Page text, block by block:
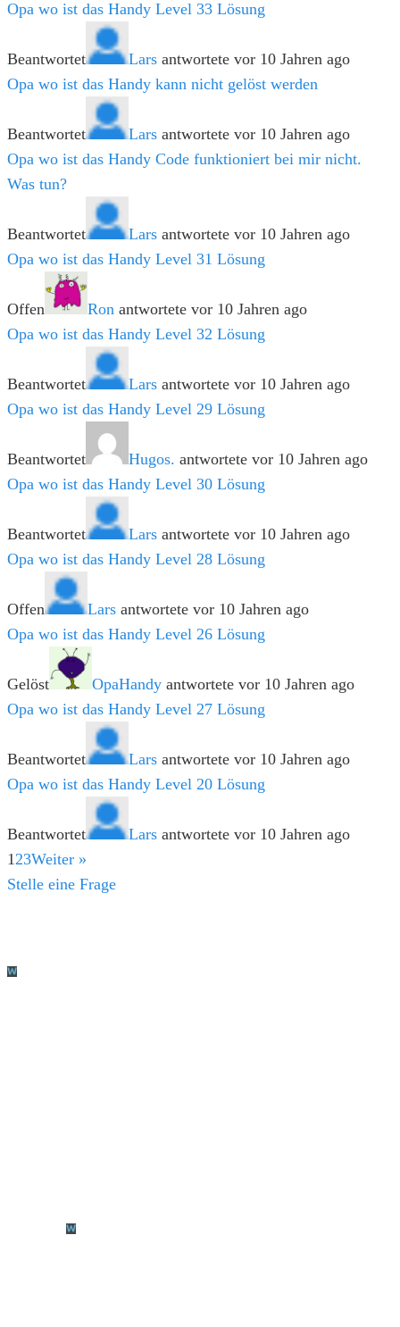
Opa wo ist das Handy Level 33 Lösung
Beantwortet Lars antwortete vor 10 Jahren ago
Opa wo ist das Handy kann nicht gelöst werden
Beantwortet Lars antwortete vor 10 Jahren ago
Opa wo ist das Handy Code funktioniert bei mir nicht.
Was tun?
Beantwortet Lars antwortete vor 10 Jahren ago
Opa wo ist das Handy Level 31 Lösung
Offen Ron antwortete vor 10 Jahren ago
Opa wo ist das Handy Level 32 Lösung
Beantwortet Lars antwortete vor 10 Jahren ago
Opa wo ist das Handy Level 29 Lösung
Beantwortet Hugos. antwortete vor 10 Jahren ago
Opa wo ist das Handy Level 30 Lösung
Beantwortet Lars antwortete vor 10 Jahren ago
Opa wo ist das Handy Level 28 Lösung
Offen Lars antwortete vor 10 Jahren ago
Opa wo ist das Handy Level 26 Lösung
Gelöst OpaHandy antwortete vor 10 Jahren ago
Opa wo ist das Handy Level 27 Lösung
Beantwortet Lars antwortete vor 10 Jahren ago
Opa wo ist das Handy Level 20 Lösung
Beantwortet Lars antwortete vor 10 Jahren ago
1 23Weiter »
Stelle eine Frage